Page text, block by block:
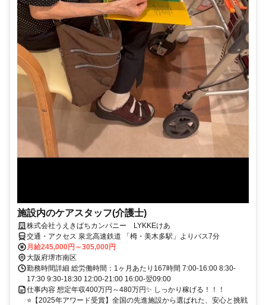
施設内のケアスタッフ(介護士)
株式会社うえきばちカンパニー LYKKEけあ
交通・アクセス 泉北高速鉄道 「栂・美木多駅」よりバス7分
月給245,000円～305,000円
大阪府堺市南区
勤務時間詳細 総労働時間：1ヶ月あたり167時間 7:00-16:00 8:30-
17:30 9:30-18:30 12:00-21:00 16:00-翌09:00
仕事内容 想定年収400万円～480万円✨ しっかり稼げる！！！
⭐【2025年アワード受賞】全国の先進施設から選ばれた、安心と挑戦